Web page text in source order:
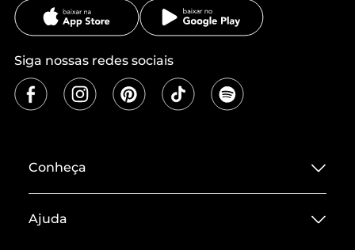
Siga nossas redes sociais
Conheça
Termos de Uso
Ajuda